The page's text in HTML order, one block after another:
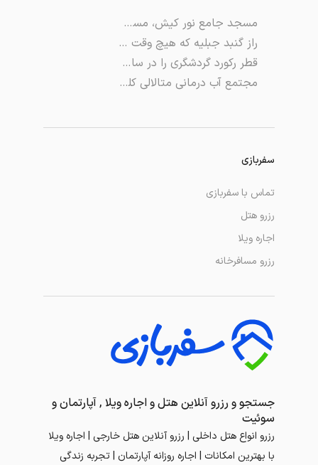
جستجو و رزرو آنلاین هتل و اجاره ویلا , آپارتمان و
سوئیت
رزرو انواع هتل داخلی | رزرو آنلاین هتل خارجی | اجاره ویلا
با بهترین امکانات | اجاره روزانه آپارتمان | تجربه زندگی
سفربازی
تماس با سفربازی
رزرو هتل
اجاره ویلا
رزرو مسافرخانه
مسجد جامع نور کیش، مسجد اهل سنت در جزیره کیش
راز گنبد جبلیه که هیچ وقت برملا نشد
قطر رکورد گردشگری را در سال ۲۰۲۳ شکست
مجتمع آب درمانی متالالی کلیبر، مجتمعی با خواص درمانی